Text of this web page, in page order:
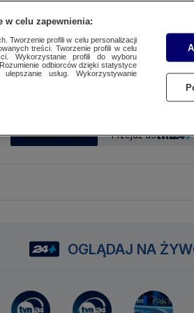
SUBSKRYBUJ Przejdź do
OGLĄDAJ NA
w celu zapewnienia:
Tworzenie profili w celu personalizacji
treści. Tworzenie profili w celu
Wykorzystanie profili do wyboru
odbiorców dzięki statystyce
usług. Wykorzystywanie